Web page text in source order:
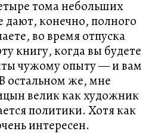
тома небольших
дают, конечно, полного
во время отпуска
книгу, когда вы будете
чужому опыту — и вам
остальном же, мне
велик как художник
политики. Хотя как
интересен.